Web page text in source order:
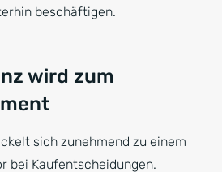
beschäftigen.
wird zum
sich zunehmend zu einem
bei Kaufentscheidungen.